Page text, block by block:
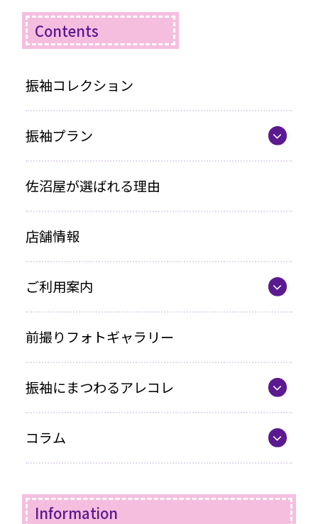
Contents
振袖コレクション
振袖プラン
レンタルプラン
お買い上げプラン
ママ振プラン
写真のみプラン
佐沼屋が選ばれる理由
店舗情報
ご利用案内
各種お支払い方法
車いすをご利用の方へ
企業情報
前撮りフォトギャラリー
振袖にまつわるアレコレ
振袖選びQ&A
振袖ドレス
コラム
成人式までの流れ
Information